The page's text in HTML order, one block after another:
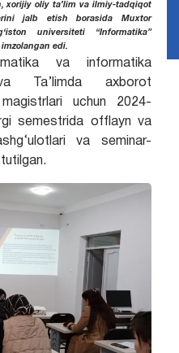
xorijiy oliy ta’lim va ilmiy-tadqiqot
jalb etish borasida Muxtor
universiteti “Informatika”
edi.
va informatika
Ta’limda axborot
uchun 2024-
semestrida offlayn va
va seminar-